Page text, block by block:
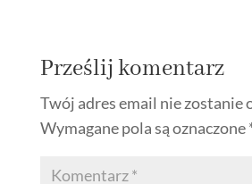
Prześlij komentarz
Twój adres email nie zostanie
Wymagane pola są oznaczone